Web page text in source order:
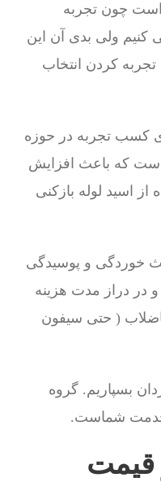
چون تجربه
ولی بدی آن این
کردن انتخاب
کسب تجربه در حوزه
که باعث افزایش
اسید لوله بازکنی
خوردگی و پوسیدگی
در دراز مدت هزینه
( حتی سیفون
بسپاریم. گروه
شماست.
قیمت